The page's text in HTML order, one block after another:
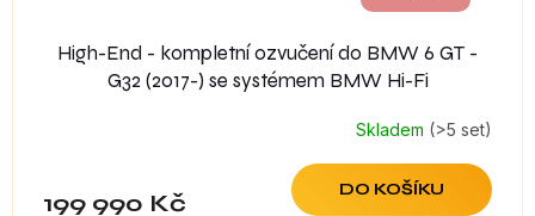
High-End - kompletní ozvučení do BMW 6 GT -
G32 (2017-) se systémem BMW Hi-Fi
Skladem (>5 set)
199 990 Kč DO KOŠÍKU